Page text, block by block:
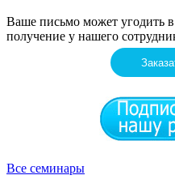
Ваше письмо может угодить
получение у нашего
Все семинары